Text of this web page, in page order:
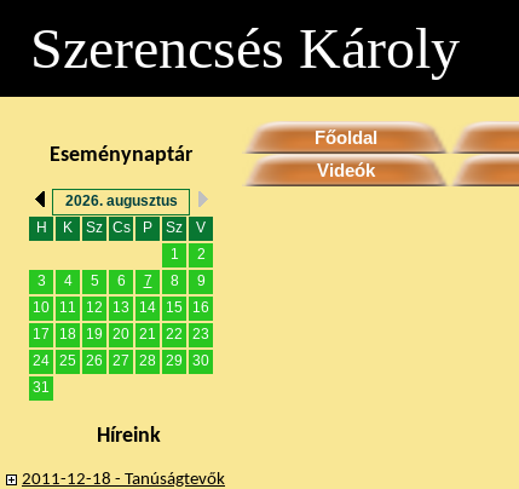
Szerencsés Károly
Eseménynaptár
2026. augusztus
H
K Sz Cs P Sz
V
1
2
3
4 5 6 7 8
9
10
11 12 13 14 15
16
17
18 19 20 21 22
23
24 25 26 27 28 29
30
31
Híreink
2011-12-18 - Tanúságtevők
Főoldal
Videók